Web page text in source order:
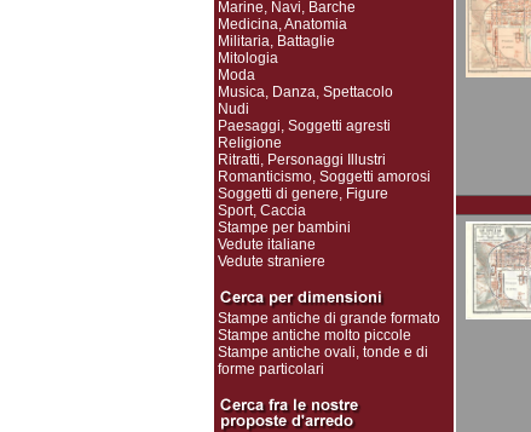
Marine, Navi, Barche
Medicina, Anatomia
Militaria, Battaglie
Mitologia
Moda
Musica, Danza, Spettacolo
Nudi
Paesaggi, Soggetti agresti
Religione
Ritratti, Personaggi Illustri
Romanticismo, Soggetti amorosi
Soggetti di genere, Figure
Sport, Caccia
Stampe per bambini
Vedute italiane
Vedute straniere
Stampe antiche di grande formato
Stampe antiche molto piccole
Stampe antiche ovali, tonde e di
forme particolari